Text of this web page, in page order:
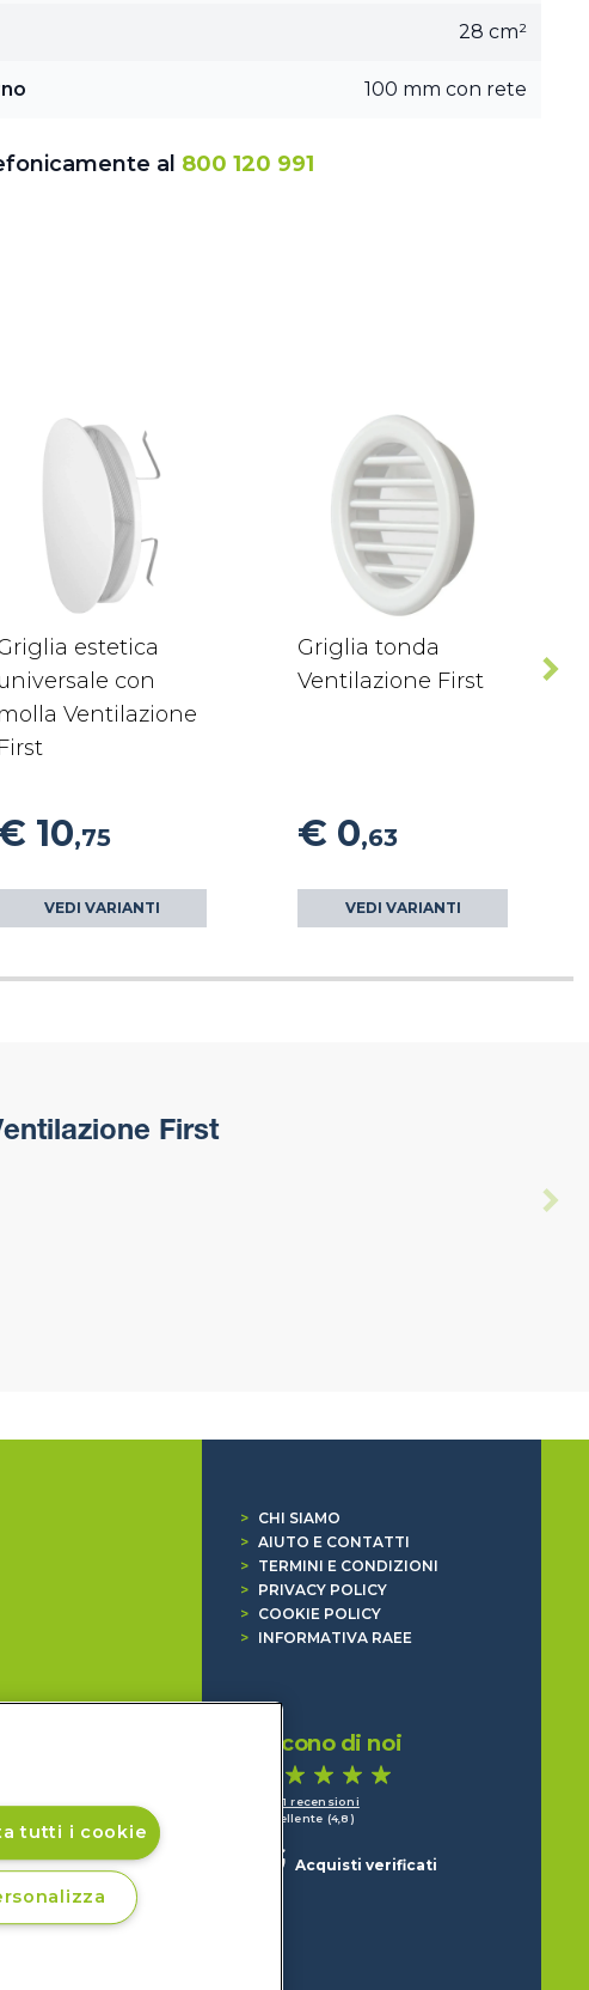
28 cm²
100 mm con rete
al 800 120 991
estetica
universale con
molla Ventilazione
First
10,75
VEDI VARIANTI
Griglia tonda
Ventilazione First
€ 0,63
VEDI VARIANTI
First
>
CHI SIAMO
> AIUTO E CONTATTI
>
TERMINI E CONDIZIONI
>
PRIVACY POLICY
>
COOKIE POLICY
>
INFORMATIVA RAEE
Dicono di noi
1.641 recensioni
Eccellente (4,8)
Acquisti verificati
tutti i cookie